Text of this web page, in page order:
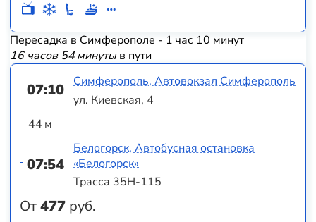
Пересадка в Симферополе - 1 час 10 минут
16 часов 54 минутыв пути
07:10
44 м
07:54
От477 руб.
Симферополь, Автовокзал Симферополь
ул. Киевская, 4
Белогорск, Автобусная остановка
«Белогорск»
Трасса 35Н-115